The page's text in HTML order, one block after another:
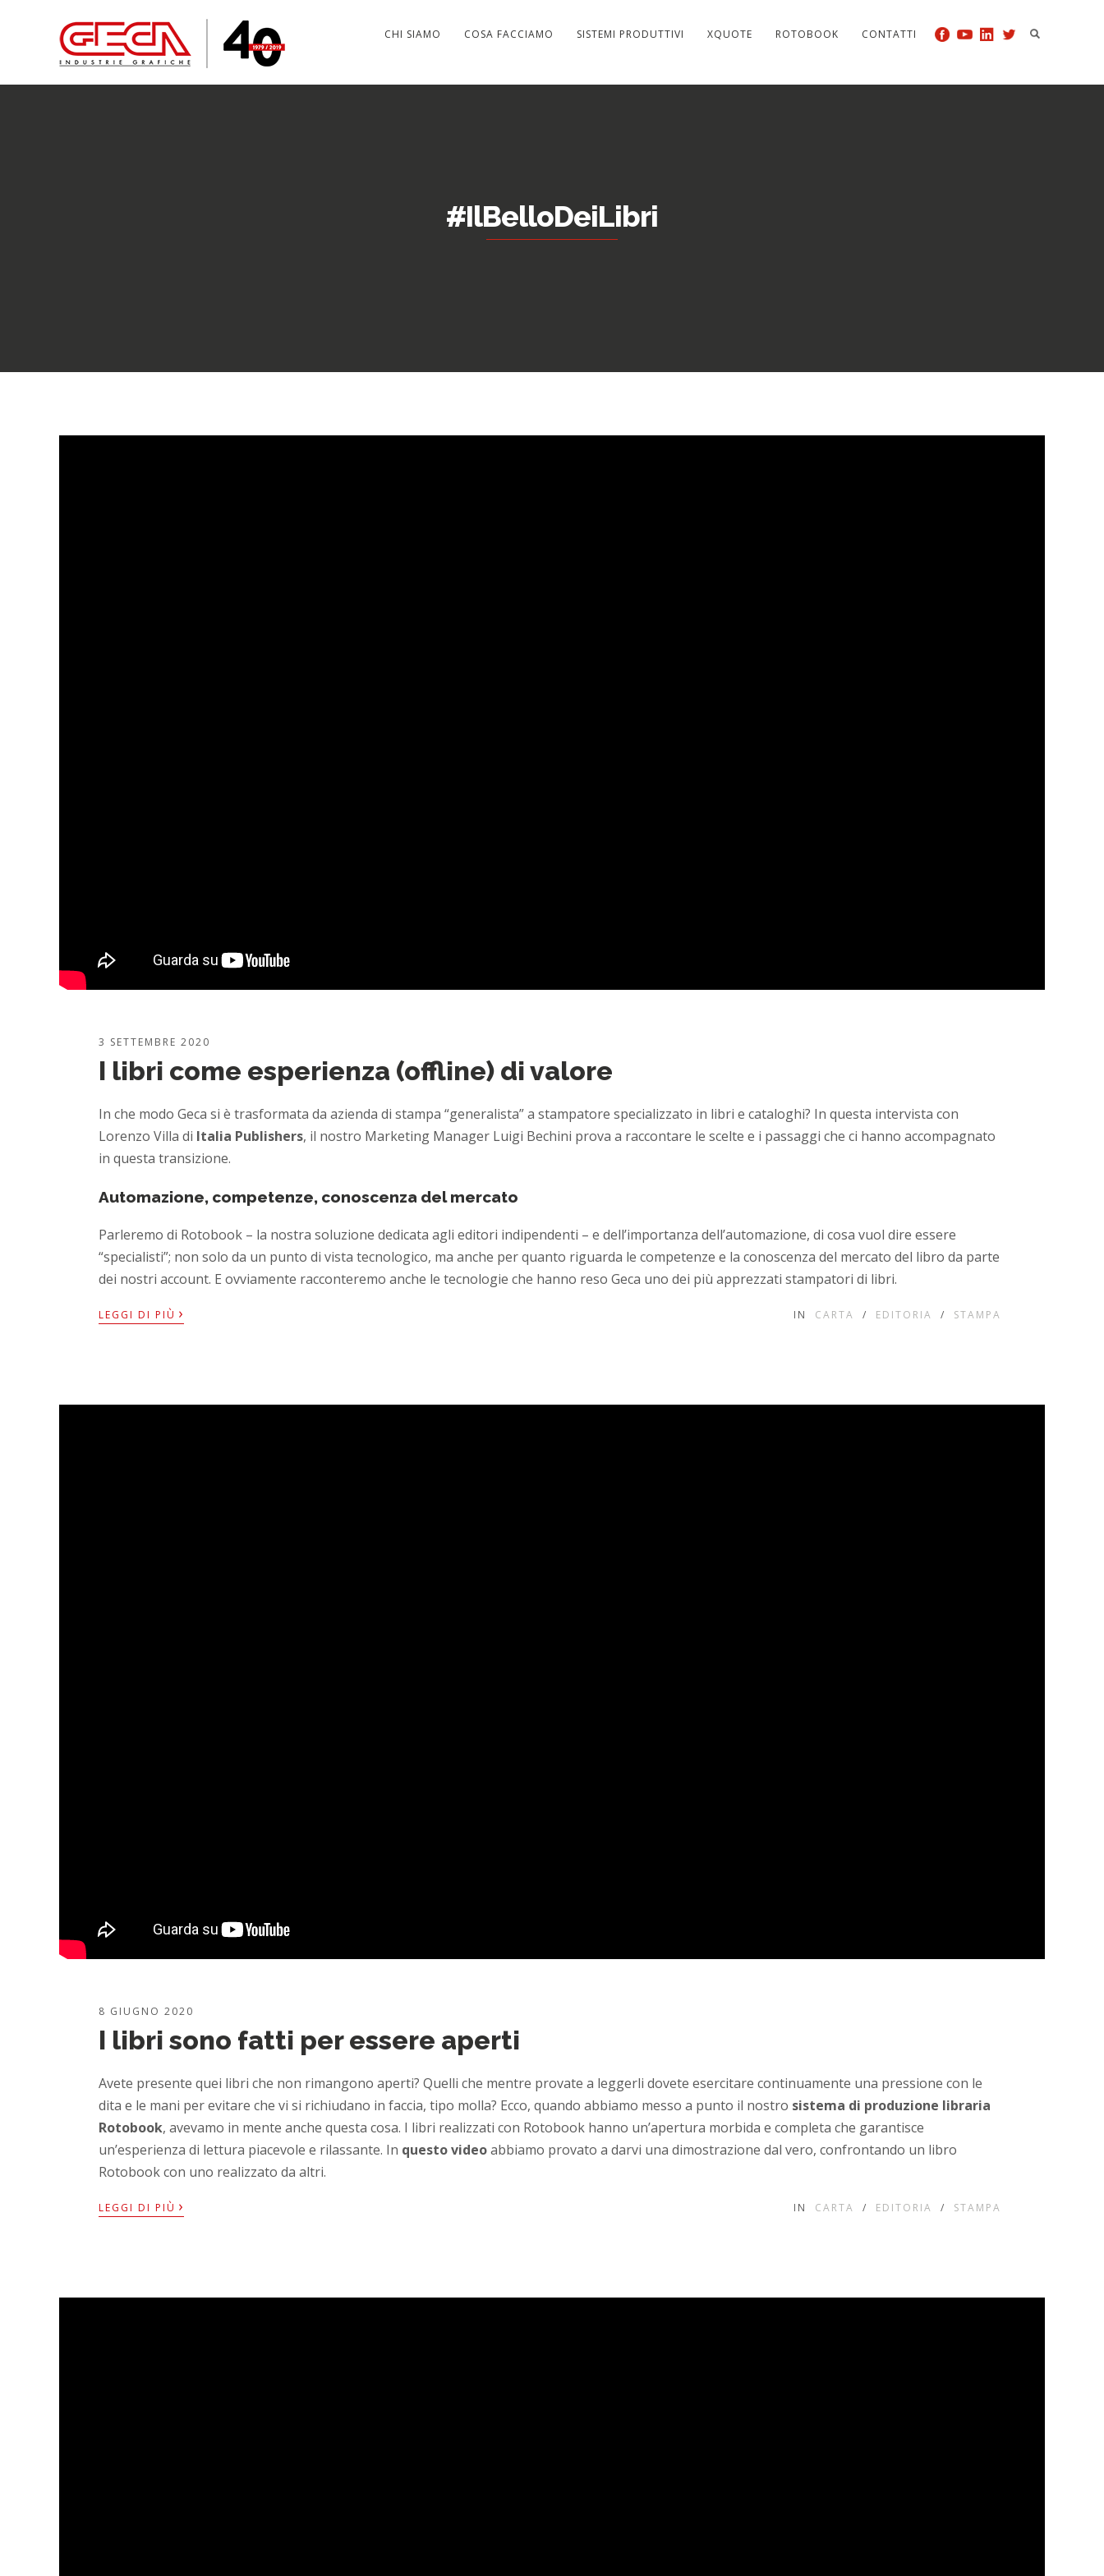
CHI SIAMO COSA FACCIAMO SISTEMI PRODUTTIVI XQUOTE ROTOBOOK CONTATTI
#IlBelloDeiLibri
3 SETTEMBRE 2020
I libri come esperienza (offline) di valore
In che modo Geca si è trasformata da azienda di stampa “generalista” a stampatore specializzato in libri e cataloghi? In questa intervista con
Lorenzo Villa di Italia Publishers, il nostro Marketing Manager Luigi Bechini prova a raccontare le scelte e i passaggi che ci hanno accompagnato
in questa transizione.
Automazione, competenze, conoscenza del mercato
Parleremo di Rotobook – la nostra soluzione dedicata agli editori indipendenti – e dell’importanza dell’automazione, di cosa vuol dire essere
“specialisti”; non solo da un punto di vista tecnologico, ma anche per quanto riguarda le competenze e la conoscenza del mercato del libro da parte
dei nostri account. E ovviamente racconteremo anche le tecnologie che hanno reso Geca uno dei più apprezzati stampatori di libri.
LEGGI DI PIÙ › IN CARTA / EDITORIA / STAMPA
8 GIUGNO 2020
I libri sono fatti per essere aperti
Avete presente quei libri che non rimangono aperti? Quelli che mentre provate a leggerli dovete esercitare continuamente una pressione con le
dita e le mani per evitare che vi si richiudano in faccia, tipo molla? Ecco, quando abbiamo messo a punto il nostro sistema di produzione libraria
Rotobook, avevamo in mente anche questa cosa. I libri realizzati con Rotobook hanno un’apertura morbida e completa che garantisce
un’esperienza di lettura piacevole e rilassante. In questo videoabbiamo provato a darvi una dimostrazione dal vero, confrontando un libro
Rotobook con uno realizzato da altri.
LEGGI DI PIÙ › IN CARTA / EDITORIA / STAMPA